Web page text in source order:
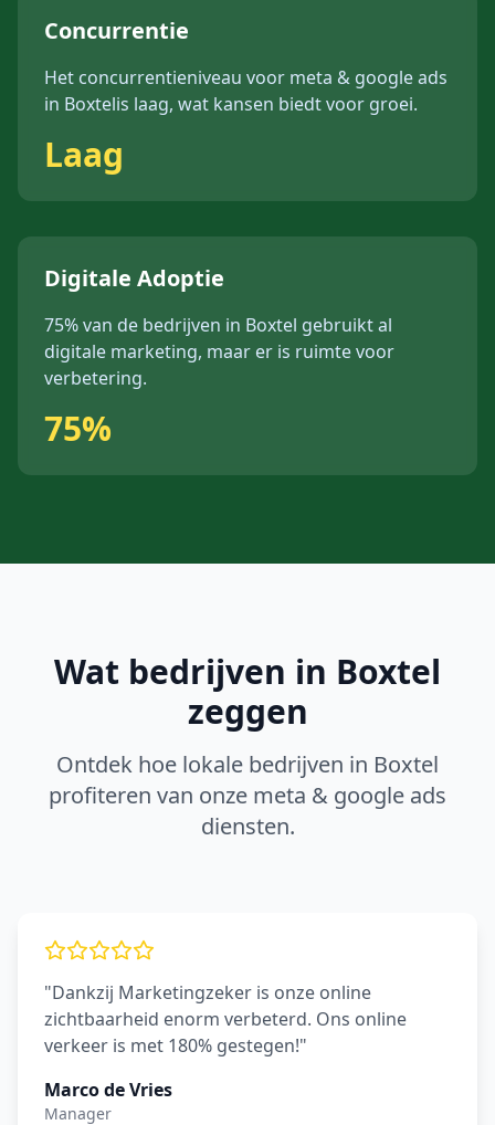
Concurrentie
Het concurrentieniveau voor meta & google ads
in Boxtelis laag, wat kansen biedt voor groei.
Laag
Digitale Adoptie
75%van de bedrijven in Boxtel gebruikt al
digitale marketing, maar er is ruimte voor
verbetering.
75%
Wat bedrijven in Boxtel
zeggen
Ontdek hoe lokale bedrijven in Boxtel
profiteren van onze meta & google ads
diensten.
"Dankzij Marketingzeker is onze online
zichtbaarheid enorm verbeterd. Ons online
verkeer is met 180% gestegen!"
Marco de Vries
Manager